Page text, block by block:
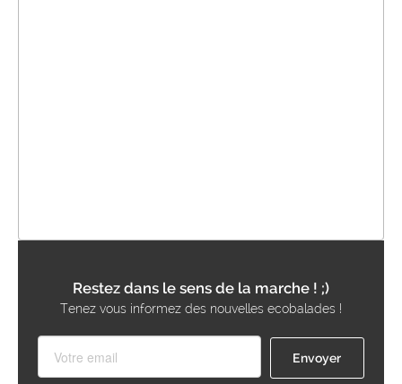
Restez dans le sens de la marche ! ;)
Tenez vous informez des nouvelles ecobalades !